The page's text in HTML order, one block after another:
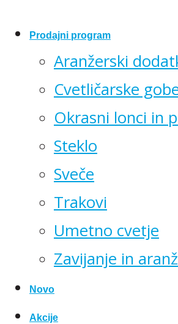
Prodajni program
Aranžerski
Cvetličarske
Okrasni lonci in
Steklo
Sveče
Trakovi
Umetno cvetje
Zavijanje in
Novo
Akcije